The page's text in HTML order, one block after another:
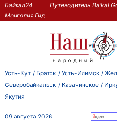
Байкал24 Путеводитель Baikal
Монголия Гид
Усть-Кут Братск Усть-Илимск
Северобайкальск
Казачинское
Якутия
09 августа 2026